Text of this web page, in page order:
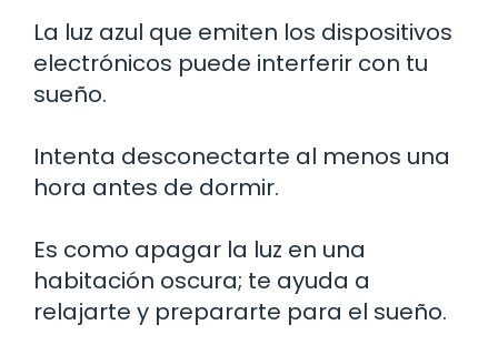
La luz azul que emiten los dispositivos
electrónicos puede interferir con tu
sueño.
Intenta desconectarte al menos una
hora antes de dormir.
Es como apagar la luz en una
habitación oscura; te ayuda a
relajarte y prepararte para el sueño.